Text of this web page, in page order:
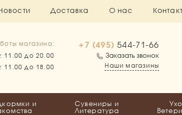
Доставка О нас
магазина:
11.00 до 20.00
11.00 до 18.00
+7 (495) 544-71-66
Заказать звонок
Наши магазины
и
Сувениры и
Литература